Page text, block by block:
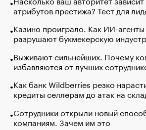
атрибутов престижа? Тест для
Казино проиграло. Как ИИ-агенты
разрушают букмекерскую
Выживают сильнейших. Почему
избавляются от лучших
Как банк Wildberries резко
кредиты селлерам до атак на
Сотрудники открыли новый
компаниям. Зачем им это